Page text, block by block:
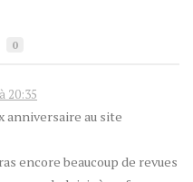
0
20:35
anniversaire au site
encore beaucoup de revues